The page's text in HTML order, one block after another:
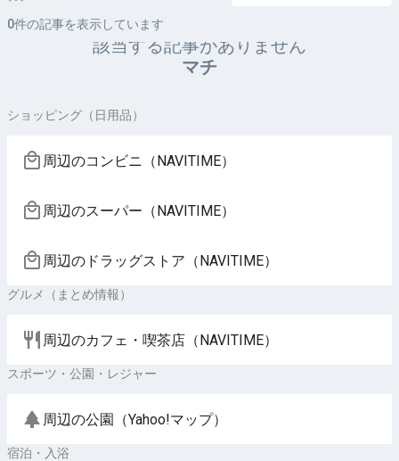
0件の記事を表示しています
該当する記事がありません
マチ
ショッピング（日用品）
周辺のコンビニ（NAVITIME）
周辺のスーパー（NAVITIME）
周辺のドラッグストア（NAVITIME）
グルメ（まとめ情報）
周辺のカフェ・喫茶店（NAVITIME）
スポーツ・公園・レジャー
周辺の公園（Yahoo!マップ）
宿泊・入浴